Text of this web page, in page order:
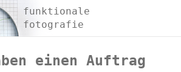
funktionale
fotografie
einen Auftrag